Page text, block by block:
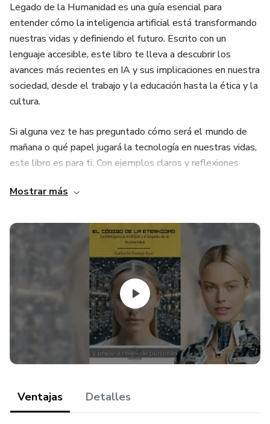
Legado de la Humanidad es una guía esencial para
entender cómo la inteligencia artificial está transformando
nuestras vidas y definiendo el futuro. Escrito con un
lenguaje accesible, este libro te lleva a descubrir los
avances más recientes en IA y sus implicaciones en nuestra
sociedad, desde el trabajo y la educación hasta la ética y la
cultura.
Si alguna vez te has preguntado cómo será el mundo de
mañana o qué papel jugará la tecnología en nuestras vidas,
este libro es para ti. Con ejemplos claros y reflexiones
también a pensar en el legado que dejaremos a las futuras
Este es un libro que no solo informa, sino que también
inspira. Al leerlo, sentirás la urgencia de ser parte de la
conversación global sobre cómo la IA puede ser una fuerza
positiva para la humanidad. No dejes pasar la oportunidad
de entender el futuro que ya está aquí. ¡Hazte con tu copia
ahora y comienza a descubrir el código de la eternidad!
Mostrar más
Ventajas Detalles